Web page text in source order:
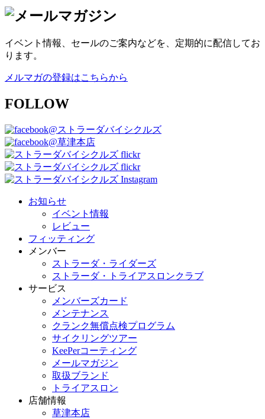
イベント情報、セールのご案内などを、定期的に配信してお
ります。
メルマガの登録はこちらから
FOLLOW
@ストラーダバイシクルズ
@草津本店
お知らせ
イベント情報
レビュー
フィッティング
メンバー
ストラーダ・ライダーズ
ストラーダ・トライアスロンクラブ
サービス
メンバーズカード
メンテナンス
クランク無償点検プログラム
サイクリングツアー
KeePerコーティング
メールマガジン
取扱ブランド
トライアスロン
店舗情報
草津本店